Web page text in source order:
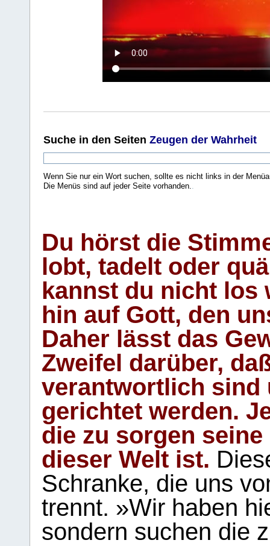
Suche in den Seiten Zeugen der Wahrheit
Wenn Sie nur ein Wort suchen, sollte es nicht links in der
Die Menüs sind auf jeder Seite vorhanden.
Du hörst die
lobt, tadelt oder
kannst du nicht los
hin auf Gott, den
Daher lässt das
Zweifel darüber,
verantwortlich sind
gerichtet werden.
die zu sorgen
dieser Welt ist.
Schranke, die uns
trennt. »Wir haben
sondern suchen die